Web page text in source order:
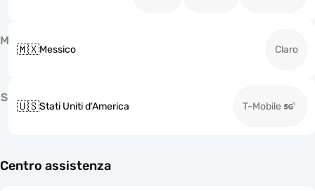
M
🇲🇽Messico Claro
S
🇺🇸Stati Uniti d'America T-Mobile
Centro assistenza